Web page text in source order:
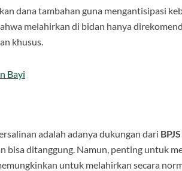
dana tambahan guna mengantisipasi
melahirkan di bidan hanya
khusus.
Bayi
adalah adanya dukungan dari
bisa ditanggung. Namun, penting untuk
untuk melahirkan secara